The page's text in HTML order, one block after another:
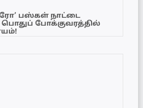
பஸ்கள் நாட்டை
போக்குவரத்தில்